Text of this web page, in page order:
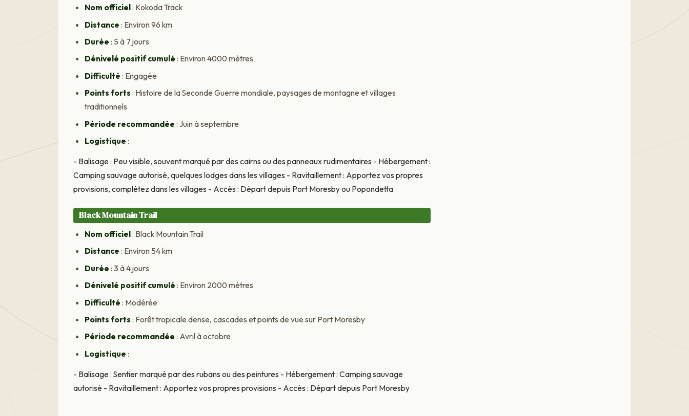
Nom officiel: Kokoda Track
Distance : Environ 96 km
Durée : 5 à 7 jours
Dénivelé positif cumulé : Environ 4000 mètres
Difficulté : Engagée
Points forts : Histoire de la Seconde Guerre mondiale, paysages de montagne et villages
traditionnels
Période recommandée : Juin à septembre
Logistique :
- Balisage : Peu visible, souvent marqué par des cairns ou des panneaux rudimentaires - Hébergement :
Camping sauvage autorisé, quelques lodges dans les villages - Ravitaillement : Apportez vos propres
provisions, complétez dans les villages - Accès : Départ depuis Port Moresby ou Popondetta
Black Mountain Trail
Nom officiel: Black Mountain Trail
Distance : Environ 54 km
Durée : 3 à 4 jours
Dénivelé positif cumulé : Environ 2000 mètres
Difficulté : Modérée
Points forts : Forêt tropicale dense, cascades et points de vue sur Port Moresby
Période recommandée : Avril à octobre
Logistique :
- Balisage : Sentier marqué par des rubans ou des peintures - Hébergement : Camping sauvage
autorisé - Ravitaillement : Apportez vos propres provisions - Accès : Départ depuis Port Moresby